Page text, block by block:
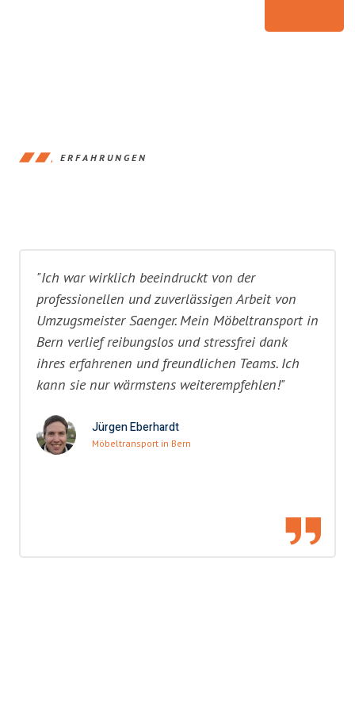
ERFAHRUNGEN
"Ich war wirklich beeindruckt von der
professionellen und zuverlässigen Arbeit von
Umzugsmeister Saenger. Mein Möbeltransport in
Bern verlief reibungslos und stressfrei dank
ihres erfahrenen und freundlichen Teams. Ich
kann sie nur wärmstens weiterempfehlen!"
Jürgen Eberhardt
Möbeltransport in Bern